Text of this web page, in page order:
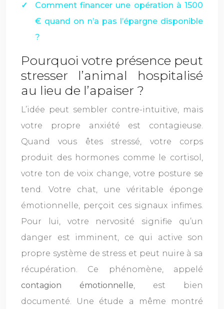
Comment financer une opération à 1500
€ quand on n’a pas l’épargne disponible
?
Pourquoi votre présence peut
stresser l’animal hospitalisé
au lieu de l’apaiser ?
L’idée peut sembler contre-intuitive, mais
votre propre anxiété est contagieuse.
Quand vous êtes stressé, votre corps
produit des hormones comme le cortisol,
votre ton de voix change, votre posture se
tend. Votre chat, une véritable éponge
émotionnelle, perçoit ces signaux infimes.
Pour lui, votre nervosité signifie qu’un
danger est imminent, ce qui active son
propre système de stress et peut nuire à sa
récupération. Ce phénomène, appelé
contagion émotionnelle, est bien
documenté. Une étude a même montré